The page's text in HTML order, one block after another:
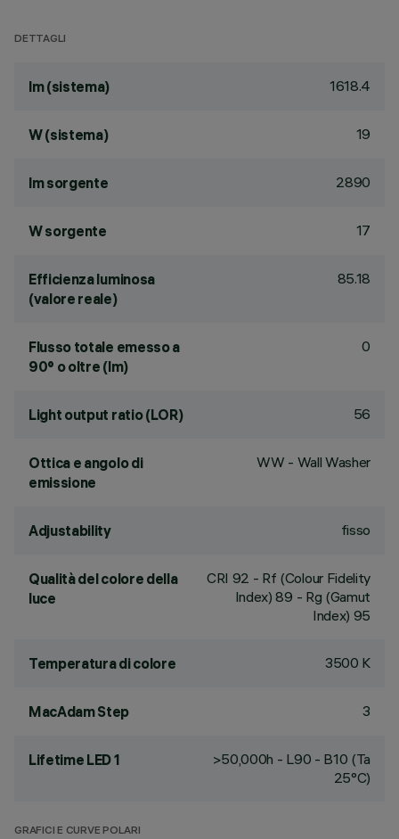
DETTAGLI
lm (sistema) 1618.4
W (sistema) 19
lm sorgente 2890
W sorgente 17
Efficienza luminosa
(valore reale)
85.18
Flusso totale emesso a
90° o oltre (lm)
0
Light output ratio (LOR) 56
Ottica e angolo di
emissione
WW - Wall Washer
Adjustability fisso
Qualità del colore della
luce
CRI 92 - Rf (Colour Fidelity
Index) 89 - Rg (Gamut
Index) 95
Temperatura di colore 3500 K
MacAdam Step 3
Lifetime LED 1
>50,000h - L90 - B10 (Ta
25°C)
GRAFICI E CURVE POLARI